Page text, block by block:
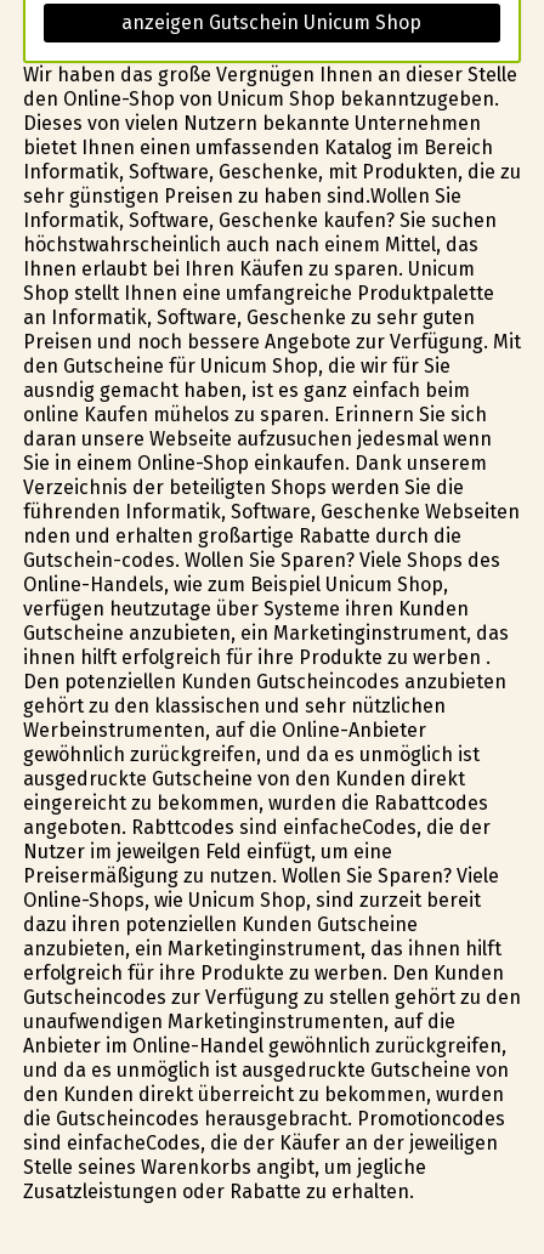
anzeigen Gutschein Unicum Shop
Wir haben das große Vergnügen Ihnen an dieser Stelle
den Online-Shop von Unicum Shop bekanntzugeben.
Dieses von vielen Nutzern bekannte Unternehmen
bietet Ihnen einen umfassenden Katalog im Bereich
Informatik, Software, Geschenke, mit Produkten, die zu
sehr günstigen Preisen zu haben sind.Wollen Sie
Informatik, Software, Geschenke kaufen? Sie suchen
höchstwahrscheinlich auch nach einem Mittel, das
Ihnen erlaubt bei Ihren Käufen zu sparen. Unicum
Shop stellt Ihnen eine umfangreiche Produktpalette
an Informatik, Software, Geschenke zu sehr guten
Preisen und noch bessere Angebote zur Verfügung. Mit
den Gutscheine für Unicum Shop, die wir für Sie
ausfindig gemacht haben, ist es ganz einfach beim
online Kaufen mühelos zu sparen. Erinnern Sie sich
daran unsere Webseite aufzusuchen jedesmal wenn
Sie in einem Online-Shop einkaufen. Dank unserem
Verzeichnis der beteiligten Shops werden Sie die
führenden Informatik, Software, Geschenke Webseiten
finden und erhalten großartige Rabatte durch die
Gutschein-codes. Wollen Sie Sparen? Viele Shops des
Online-Handels, wie zum Beispiel Unicum Shop,
verfügen heutzutage über Systeme ihren Kunden
Gutscheine anzubieten, ein Marketinginstrument, das
ihnen hilft erfolgreich für ihre Produkte zu werben .
Den potenziellen Kunden Gutscheincodes anzubieten
gehört zu den klassischen und sehr nützlichen
Werbeinstrumenten, auf die Online-Anbieter
gewöhnlich zurückgreifen, und da es unmöglich ist
ausgedruckte Gutscheine von den Kunden direkt
eingereicht zu bekommen, wurden die Rabattcodes
angeboten. Rabttcodes sind einfacheCodes, die der
Nutzer im jeweilgen Feld einfügt, um eine
Preisermäßigung zu nutzen. Wollen Sie Sparen? Viele
Online-Shops, wie Unicum Shop, sind zurzeit bereit
dazu ihren potenziellen Kunden Gutscheine
anzubieten, ein Marketinginstrument, das ihnen hilft
erfolgreich für ihre Produkte zu werben. Den Kunden
Gutscheincodes zur Verfügung zu stellen gehört zu den
unaufwendigen Marketinginstrumenten, auf die
Anbieter im Online-Handel gewöhnlich zurückgreifen,
und da es unmöglich ist ausgedruckte Gutscheine von
den Kunden direkt überreicht zu bekommen, wurden
die Gutscheincodes herausgebracht. Promotioncodes
sind einfacheCodes, die der Käufer an der jeweiligen
Stelle seines Warenkorbs angibt, um jegliche
Zusatzleistungen oder Rabatte zu erhalten.